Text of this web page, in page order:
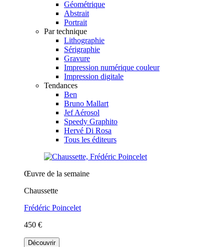
Géométrique
Abstrait
Portrait
Par technique
Lithographie
Sérigraphie
Gravure
Impression numérique couleur
Impression digitale
Tendances
Ben
Bruno Mallart
Jef Aérosol
Speedy Graphito
Hervé Di Rosa
Tous les éditeurs
Œuvre de la semaine
Chaussette
Frédéric Poincelet
450 €
Découvrir